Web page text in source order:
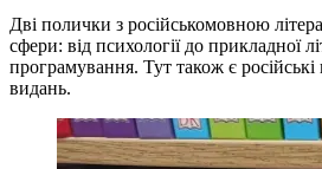
Дві полички з російськомовною
сфери: від психології до прикладної
програмування. Тут також є
видань.